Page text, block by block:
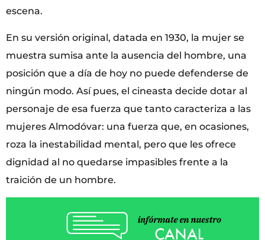
escena.
En su versión original, datada en 1930, la mujer se
muestra sumisa ante la ausencia del hombre, una
posición que a día de hoy no puede defenderse de
ningún modo. Así pues, el cineasta decide dotar al
personaje de esa fuerza que tanto caracteriza a las
mujeres Almodóvar: una fuerza que, en ocasiones,
roza la inestabilidad mental, pero que les ofrece
dignidad al no quedarse impasibles frente a la
traición de un hombre.